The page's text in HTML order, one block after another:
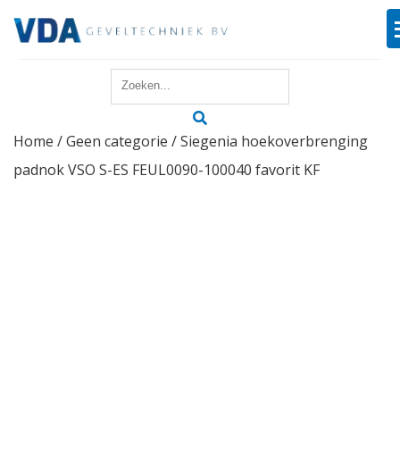
Reparatie
Home /Geen categorie / Siegenia hoekoverbrenging
padnok VSO S-ES FEUL0090-100040 favorit KF